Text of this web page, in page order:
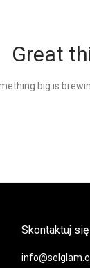
Great
big is
Skontaktuj